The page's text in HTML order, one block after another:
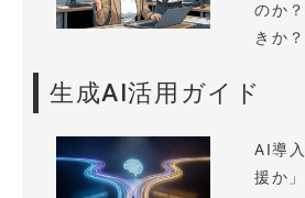
のか
きか？
生成AI活用ガイド
AI導
援か